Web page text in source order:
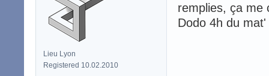
Lieu Lyon
Registered 10.02.2010
remplies, ça me
Dodo 4h du mat'